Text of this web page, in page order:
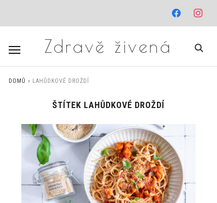
facebook
Zdravě živená
DOMŮ » LAHŮDKOVÉ DROŽDÍ
ŠTÍTEK LAHŮDKOVÉ DROŽDÍ